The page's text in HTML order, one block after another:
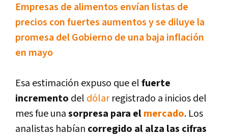
Empresas de alimentos enví­an listas de
precios con fuertes aumentos y se diluye la
promesa del Gobierno de una baja inflación
en mayo
Esa estimación expuso que elfuerte
incremento del dólarregistrado a inicios del
mes fue unasorpresa para elmercado. Los
analistas habí­an corregido al alza las cifras